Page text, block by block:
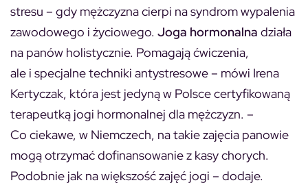
stresu – gdy mężczyzna cierpi na syndrom wypalenia
zawodowego i życiowego. Joga hormonalna działa
na panów holistycznie. Pomagają ćwiczenia,
ale i specjalne techniki antystresowe – mówi Irena
Kertyczak, która jest jedyną w Polsce certyfikowaną
terapeutką jogi hormonalnej dla mężczyzn. –
Co ciekawe, w Niemczech, na takie zajęcia panowie
mogą otrzymać dofinansowanie z kasy chorych.
Podobnie jak na większość zajęć jogi – dodaje.